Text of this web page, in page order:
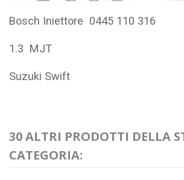
Bosch Iniettore 0445 110 316
1.3 MJT
Suzuki Swift
30 ALTRI PRODOTTI DELLA
CATEGORIA: